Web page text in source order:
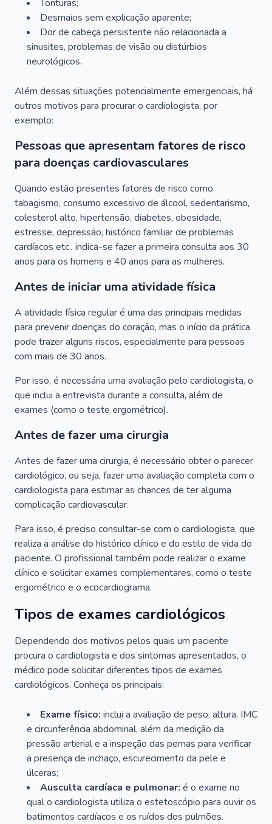
Tonturas;
Desmaios sem explicação aparente;
Dor de cabeça persistente não relacionada a
sinusites, problemas de visão ou distúrbios
neurológicos.
Além dessas situações potencialmente emergenciais, há
outros motivos para procurar o cardiologista, por
exemplo:
Pessoas que apresentam fatores de risco
para doenças cardiovasculares
Quando estão presentes fatores de risco como
tabagismo, consumo excessivo de álcool, sedentarismo,
colesterol alto, hipertensão, diabetes, obesidade,
estresse, depressão, histórico familiar de problemas
cardíacos etc., indica-se fazer a primeira consulta aos 30
anos para os homens e 40 anos para as mulheres.
Antes de iniciar uma atividade física
A atividade física regular é uma das principais medidas
para prevenir doenças do coração, mas o início da prática
pode trazer alguns riscos, especialmente para pessoas
com mais de 30 anos.
Por isso, é necessária uma avaliação pelo cardiologista, o
que inclui a entrevista durante a consulta, além de
exames (como o teste ergométrico).
Antes de fazer uma cirurgia
Antes de fazer uma cirurgia, é necessário obter o parecer
cardiológico, ou seja, fazer uma avaliação completa com o
cardiologista para estimar as chances de ter alguma
complicação cardiovascular.
Para isso, é preciso consultar-se com o cardiologista, que
realiza a análise do histórico clínico e do estilo de vida do
paciente. O profissional também pode realizar o exame
clínico e solicitar exames complementares, como o teste
ergométrico e o ecocardiograma.
Tipos de exames cardiológicos
Dependendo dos motivos pelos quais um paciente
procura o cardiologista e dos sintomas apresentados, o
médico pode solicitar diferentes tipos de exames
cardiológicos. Conheça os principais:
Exame físico: inclui a avaliação de peso, altura, IMC
e circunferência abdominal, além da medição da
pressão arterial e a inspeção das pernas para verificar
a presença de inchaço, escurecimento da pele e
úlceras;
Ausculta cardíaca e pulmonar: é o exame no
qual o cardiologista utiliza o estetoscópio para ouvir os
batimentos cardíacos e os ruídos dos pulmões.